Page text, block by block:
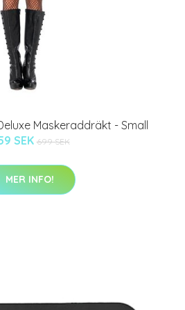
Maskeraddräkt - Small
SEK 699 SEK
MER INFO!